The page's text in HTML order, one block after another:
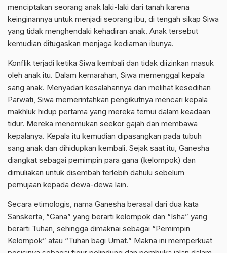
menciptakan seorang anak laki-laki dari tanah karena
keinginannya untuk menjadi seorang ibu, di tengah sikap Siwa
yang tidak menghendaki kehadiran anak. Anak tersebut
kemudian ditugaskan menjaga kediaman ibunya.
Konflik terjadi ketika Siwa kembali dan tidak diizinkan masuk
oleh anak itu. Dalam kemarahan, Siwa memenggal kepala
sang anak. Menyadari kesalahannya dan melihat kesedihan
Parwati, Siwa memerintahkan pengikutnya mencari kepala
makhluk hidup pertama yang mereka temui dalam keadaan
tidur. Mereka menemukan seekor gajah dan membawa
kepalanya. Kepala itu kemudian dipasangkan pada tubuh
sang anak dan dihidupkan kembali. Sejak saat itu, Ganesha
diangkat sebagai pemimpin para gana (kelompok) dan
dimuliakan untuk disembah terlebih dahulu sebelum
pemujaan kepada dewa-dewa lain.
Secara etimologis, nama Ganesha berasal dari dua kata
Sanskerta, “Gana” yang berarti kelompok dan “Isha” yang
berarti Tuhan, sehingga dimaknai sebagai “Pemimpin
Kelompok” atau “Tuhan bagi Umat.” Makna ini memperkuat